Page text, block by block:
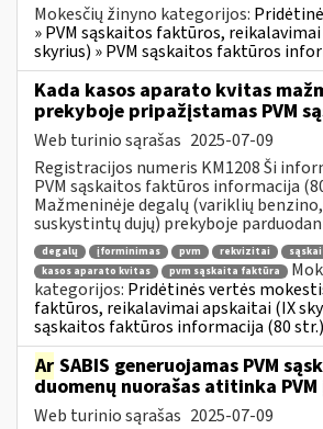
Mokesčių žinyno kategorijos:
» PVM sąskaitos faktūros,
skyrius) » PVM sąskaitos faktūros
Kada kasos aparato kvitas
prekyboje pripažįstamas PVM
Web turinio sąrašas 2025-07-09
Registracijos numeris KM1208 Ši
PVM sąskaitos faktūros informacija
Mažmeninėje degalų (variklių
suskystintų dujų) prekyboje
degalų įforminimas pvm rekvizitai
kasos aparato kvitas
pvm sąskaita faktūra
kategorijos: Pridėtinės vertės
faktūros, reikalavimai apskaitai (IX
sąskaitos faktūros informacija (80 str.)
Ar SABIS generuojamas PVM
duomenų nuorašas atitinka
Web turinio sąrašas 2025-07-09